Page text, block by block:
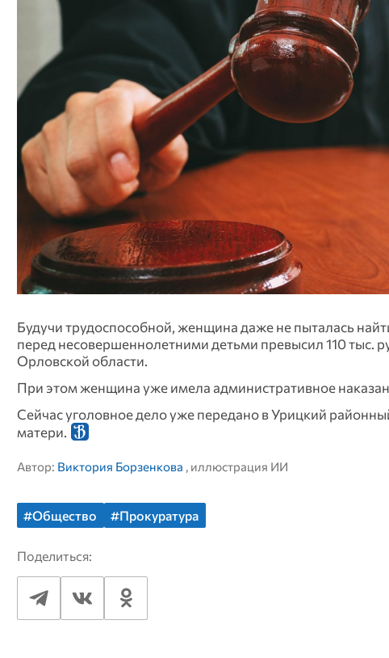
Будучи трудоспособной, женщина даже не пыталась
перед несовершеннолетними детьми превысил 110 тыс.
Орловской области.
При этом женщина уже имела административное
Сейчас уголовное дело уже передано в Урицкий
матери.
Автор: Виктория Борзенкова , иллюстрация ИИ
#Общество #Прокуратура
Поделиться: